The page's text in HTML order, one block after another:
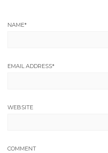
NAME*
EMAIL ADDRESS*
WEBSITE
COMMENT